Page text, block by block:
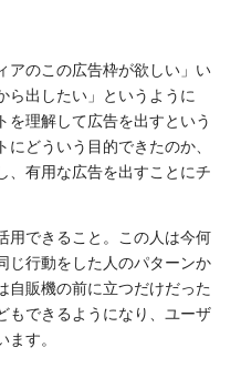
アのこの広告枠が欲しい」い
ら出したい」というように
を理解して広告を出すという
どういう目的できたのか、
、有用な広告を出すことにチ
用できること。この人は今何
じ行動をした人のパターンか
自販機の前に立つだけだった
もできるようになり、ユーザ
す。